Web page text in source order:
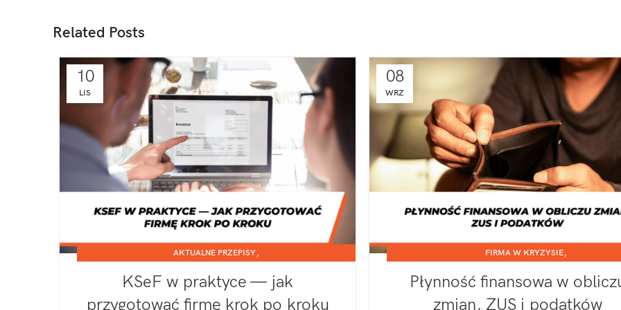
Related Posts
10
LIS
AKTUALNE PRZEPISY,
KSeF w praktyce — jak
przygotować firmę krok po kroku
08
WRZ
FIRMA W KRYZYSIE,
Płynność finansowa w
zmian, ZUS i podatków